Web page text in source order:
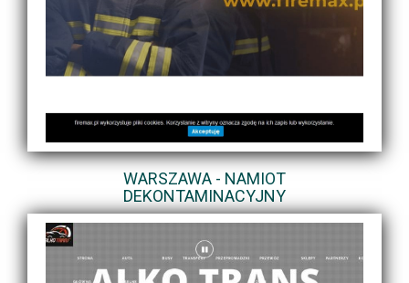
WARSZAWA - NAMIOT
DEKONTAMINACYJNY